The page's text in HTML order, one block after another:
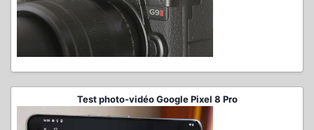
Test photo-vidéo Google Pixel 8 Pro